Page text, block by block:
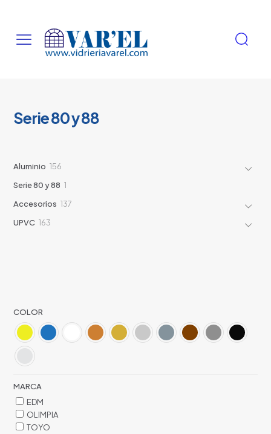
Serie 80 y 88
Aluminio 156
Serie 80 y 88 1
Accesorios 137
UPVC 163
COLOR
MARCA
EDM
OLIMPIA
TOYO